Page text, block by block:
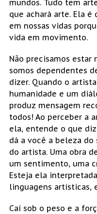
mundos. Tudo tem
que achará arte. Ela
em nossas vidas
vida em movimento.
Não precisamos estar
somos dependentes
dizer. Quando o
humanidade e um
produz mensagem
todos! Ao perceber a
ela, entende o que
dá a você a beleza
do artista. Uma obra
um sentimento, uma
Esteja ela
linguagens artísticas,
Caí sob o peso e a